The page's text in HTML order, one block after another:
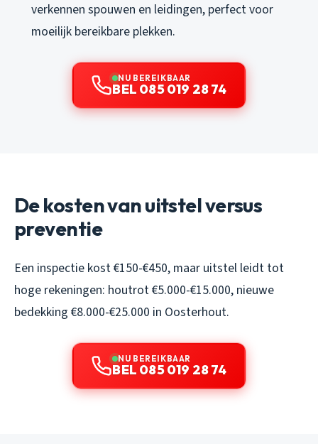
verkennen spouwen en leidingen, perfect voor
moeilijk bereikbare plekken.
NU BEREIKBAAR
BEL 085 019 28 74
De kosten van uitstel versus
preventie
Een inspectie kost €150-€450, maar uitstel leidt tot
hoge rekeningen: houtrot €5.000-€15.000, nieuwe
bedekking €8.000-€25.000 in Oosterhout.
NU BEREIKBAAR
BEL 085 019 28 74